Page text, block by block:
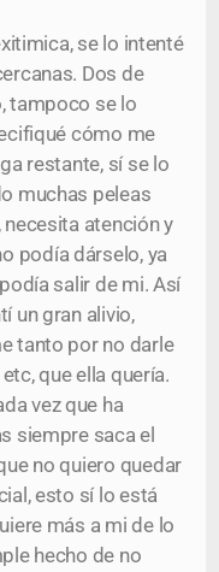
se lo intenté
Dos de
tampoco se lo
cómo me
restante, sí se lo
muchas peleas
atención y
podía dárselo, ya
salir de mi. Así
un gran alivio,
tanto por no darle
que ella quería.
vez que ha
siempre saca el
no quiero quedar
esto sí lo está
más a mi de lo
hecho de no